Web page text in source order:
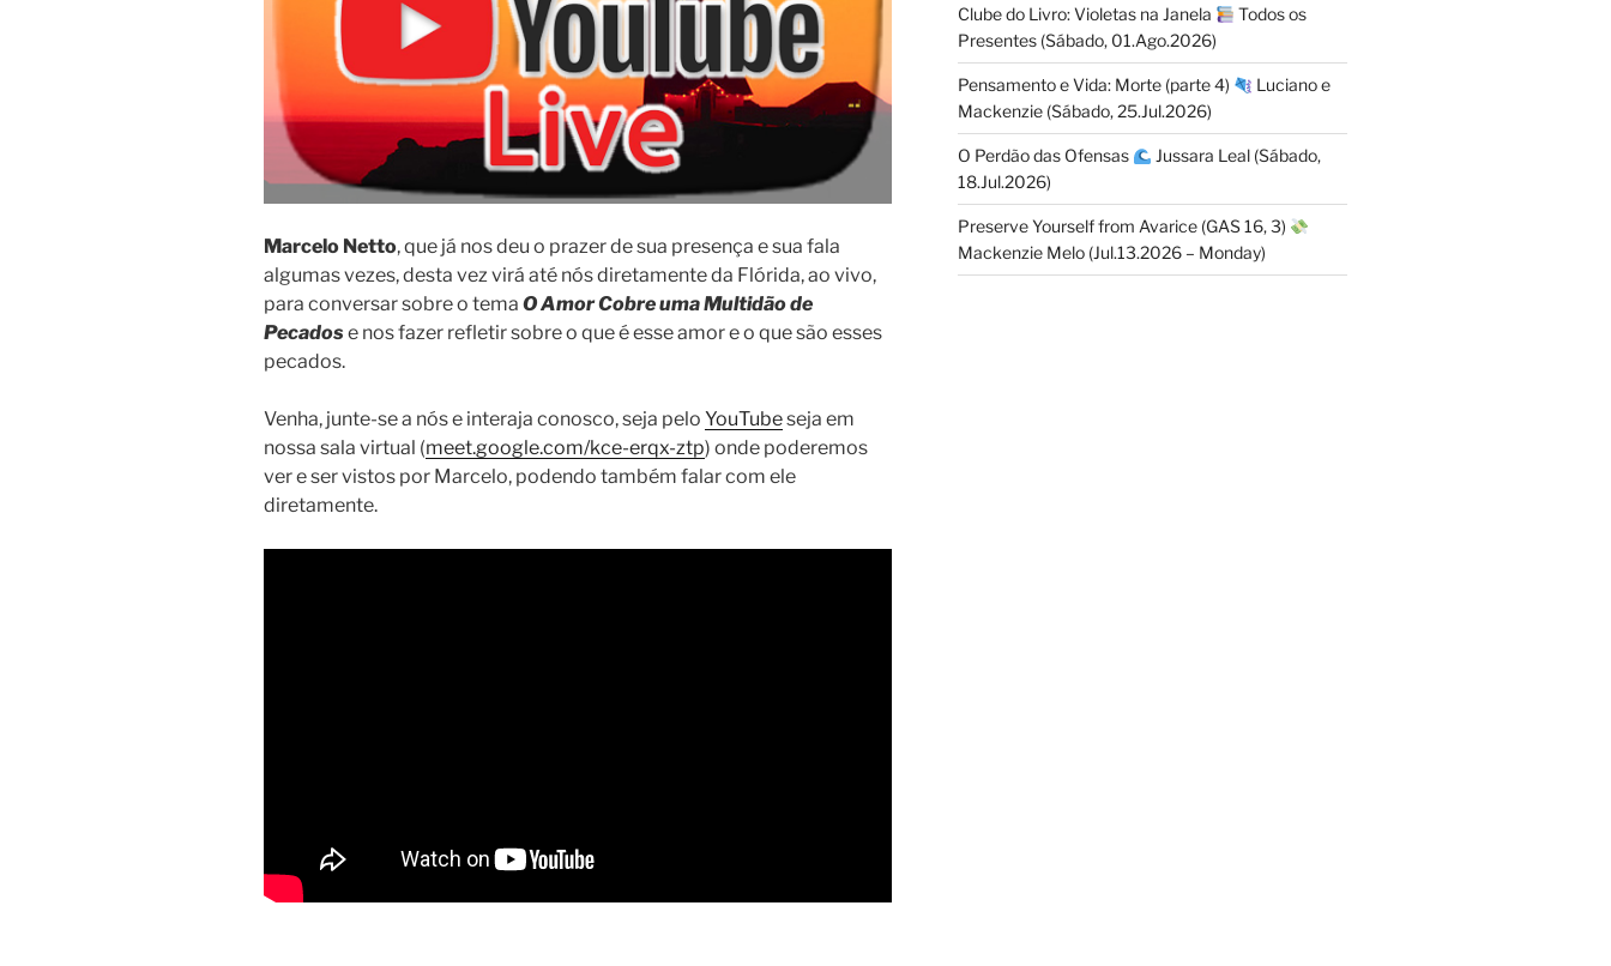
Marcelo Netto, que já nos deu o prazer de sua presença e sua fala
algumas vezes, desta vez virá até nós diretamente da Flórida, ao vivo,
para conversar sobre o tema O Amor Cobre uma Multidão de
Pecados e nos fazer refletir sobre o que é esse amor e o que são esses
pecados.
Venha, junte-se a nós e interaja conosco, seja pelo YouTubeseja em
nossa sala virtual (meet.google.com/kce-erqx-ztp) onde poderemos
ver e ser vistos por Marcelo, podendo também falar com ele
diretamente.
Clube do Livro: Violetas na Janela
Todos os
Presentes (Sábado, 01.Ago.2026)
Pensamento e Vida: Morte (parte 4)
Luciano e
Mackenzie (Sábado, 25.Jul.2026)
O Perdão das Ofensas
Jussara Leal (Sábado,
18.Jul.2026)
Preserve Yourself from Avarice (GAS 16, 3)
Mackenzie Melo (Jul.13.2026 – Monday)